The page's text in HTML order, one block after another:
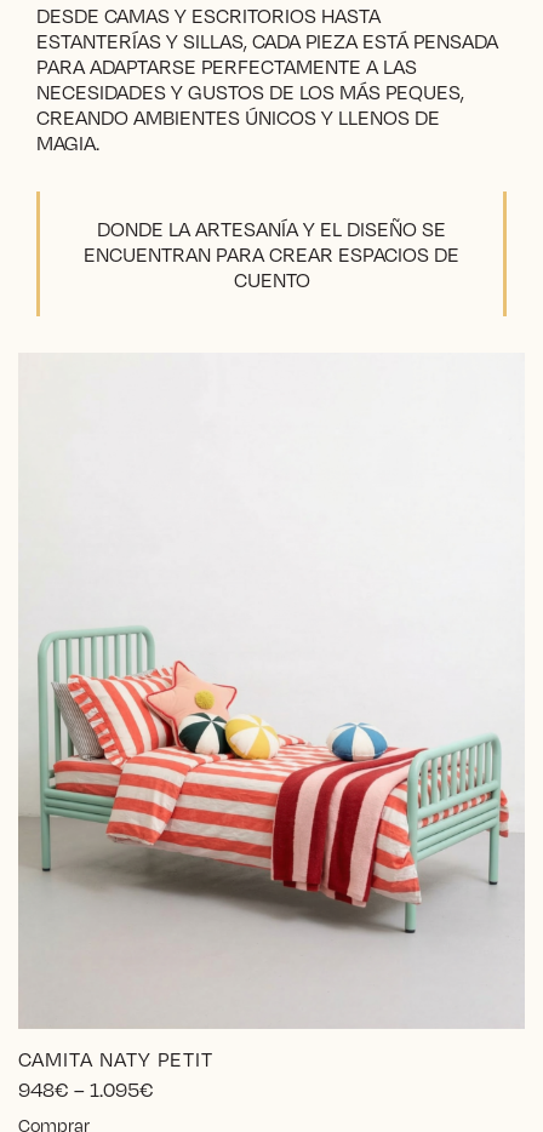
DESDE CAMAS Y ESCRITORIOS HASTA
ESTANTERÍAS Y SILLAS, CADA PIEZA ESTÁ PENSADA
PARA ADAPTARSE PERFECTAMENTE A LAS
NECESIDADES Y GUSTOS DE LOS MÁS PEQUES,
CREANDO AMBIENTES ÚNICOS Y LLENOS DE
MAGIA.
DONDE LA ARTESANÍA Y EL DISEÑO SE
ENCUENTRAN PARA CREAR ESPACIOS DE
CUENTO
CAMITA NATY PETIT
948€ –1.095€
ComprarEste